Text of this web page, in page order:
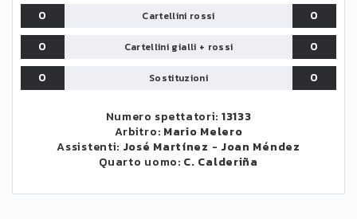
0
Cartellini rossi
0
0
Cartellini gialli + rossi
0
0
Sostituzioni 0
Numero spettatori: 13133
Arbitro: Mario Melero
Assistenti: José Martínez - Joan Méndez
Quarto uomo: C. Calderiña